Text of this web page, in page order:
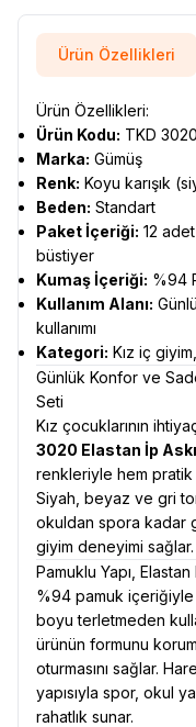
Ürün Özellikleri
Ürün Özellikleri:
Ürün Kodu: TKD 3020
Marka: Gümüş
Renk: Koyu karışık
Beden: Standart
Paket İçeriği: 12 adet
büstiyer
Kumaş İçeriği: %94
Kullanım Alanı:
kullanımı
Kategori: Kız iç
Günlük Konfor ve
Seti
Kız çocuklarının
3020 Elastan İp
renkleriyle hem pratik
Siyah, beyaz ve gri
okuldan spora kadar
giyim deneyimi sağlar.
Pamuklu Yapı,
%94 pamuk
boyu terletmeden
ürünün formunu
oturmasını sağlar.
yapısıyla spor, okul
rahatlık sunar.